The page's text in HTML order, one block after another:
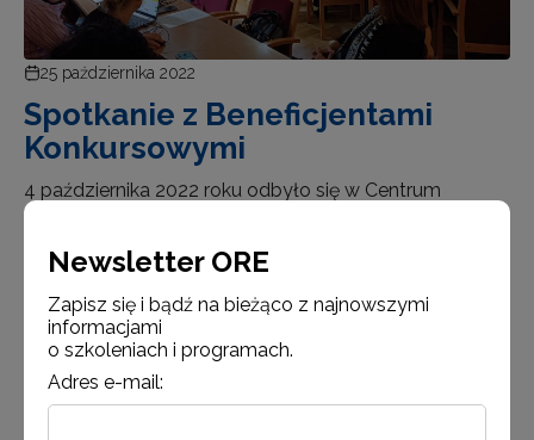
25 października 2022
Spotkanie z Beneficjentami
Konkursowymi
4 października 2022 roku odbyło się w Centrum
projektu Tworzenie e-zasobów do kształcenia
zawodowego z Beneficjentami Konkursowymi.
Spotkanie rozpoczęła kierownik projektu Joanna
Saska-Dymnicka krótkim podsumowaniem
dotyczącym reali…
Newsletter ORE
Zapisz się i bądź na bieżąco z najnowszymi
informacjami
o szkoleniach i programach.
Adres e-mail: